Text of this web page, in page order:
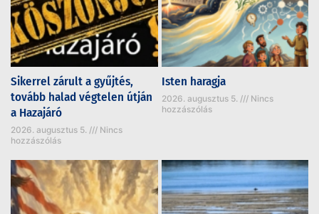
Sikerrel zárult a gyűjtés,
tovább halad végtelen útján
a Hazajáró
2026. augusztus 5.
Nincs
hozzászólás
Isten haragja
2026. augusztus 5.
Nincs
hozzászólás